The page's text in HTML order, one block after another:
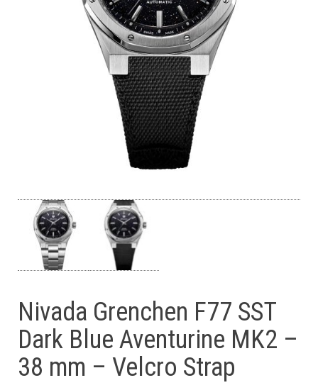
Nivada Grenchen F77 SST
Dark Blue Aventurine MK2 –
38 mm – Velcro Strap